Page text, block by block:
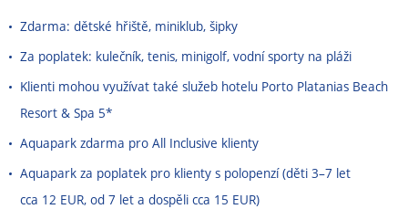
Zdarma: dětské hřiště, miniklub, šipky
Za poplatek: kulečník, tenis, minigolf, vodní sporty na pláži
Klienti mohou využívat také služeb hotelu Porto Platanias Beach
Resort & Spa 5*
Aquapark zdarma pro All Inclusive klienty
Aquapark za poplatek pro klienty s polopenzí (děti 3–7 let
cca 12 EUR, od 7 let a dospěli cca 15 EUR)